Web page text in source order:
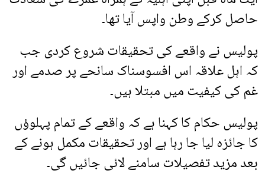
حاصل کرکے وطن واپس آیا تھا۔
پولیس نے واقعے کی تحقیقات شروع کردی جب
کہ اہل علاقہ اس افسوسناک سانحے پر صدمے اور
غم کی کیفیت میں مبتلا ہیں۔
پولیس حکام کا کہنا ہے کہ واقعے کے تمام پہلوؤں
کا جائزہ لیا جا رہا ہے اور تحقیقات مکمل ہونے کے
بعد مزید تفصیلات سامنے لائی جائیں گی۔